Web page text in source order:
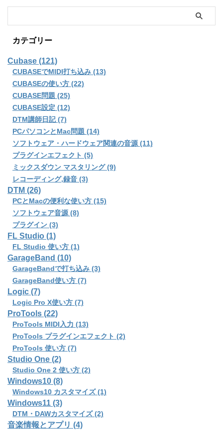
カテゴリー
Cubase (121)
CUBASEでMIDI打ち込み (13)
CUBASEの使い方 (22)
CUBASE問題 (25)
CUBASE設定 (12)
DTM講師日記 (7)
PCパソコンとMac問題 (14)
ソフトウェア・ハードウェア関連の音源 (11)
プラグインエフェクト (5)
ミックスダウン マスタリング (9)
レコーディング,録音 (3)
DTM (26)
PCとMacの便利な使い方 (15)
ソフトウェア音源 (8)
プラグイン (3)
FL Studio (1)
FL Studio 使い方 (1)
GarageBand (10)
GarageBandで打ち込み (3)
GarageBand使い方 (7)
Logic (7)
Logic Pro X使い方 (7)
ProTools (22)
ProTools MIDI入力 (13)
ProTools プラグインエフェクト (2)
ProTools 使い方 (7)
Studio One (2)
Studio One 2 使い方 (2)
Windows10 (8)
Windows10 カスタマイズ (1)
Windows11 (3)
DTM・DAWカスタマイズ (2)
音楽情報とアプリ (4)